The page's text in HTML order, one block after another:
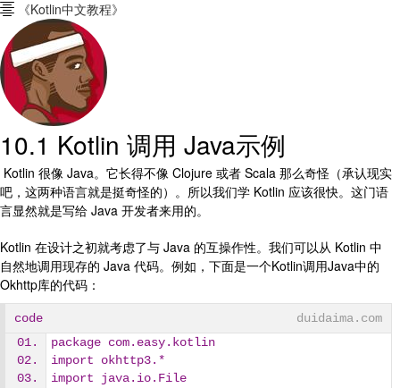
 《Kotlin中文教程》
10.1 Kotlin 调用 Java示例
Kotlin 很像 Java。它长得不像 Clojure 或者 Scala 那么奇怪（承认现实
吧，这两种语言就是挺奇怪的）。所以我们学 Kotlin 应该很快。这门语
言显然就是写给 Java 开发者来用的。
Kotlin 在设计之初就考虑了与 Java 的互操作性。我们可以从 Kotlin 中
自然地调用现存的 Java 代码。例如，下面是一个Kotlin调用Java中的
Okhttp库的代码：
code
duidaima.com
package com.easy.kotlin
import okhttp3.*
import java.io.File